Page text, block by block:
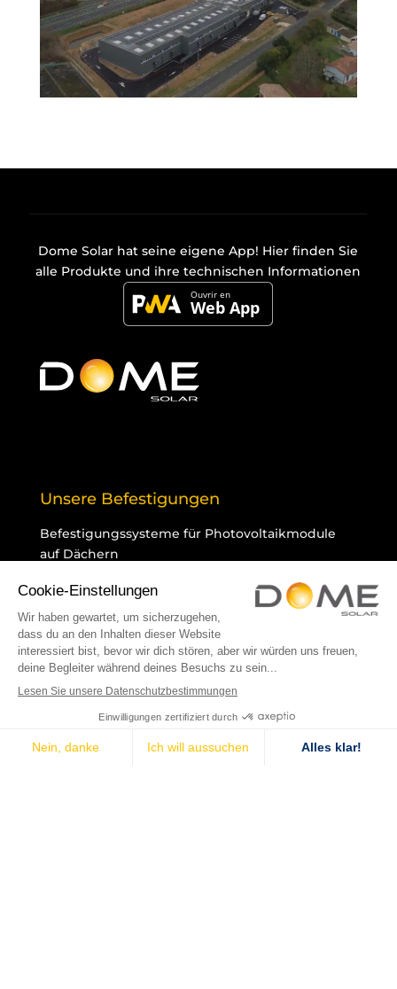
Dome Solar hat seine eigeneApp! Hier finden Sie
alle Produkte und ihre technischen Informationen
Unsere Befestigungen
Befestigungssysteme für Photovoltaikmodule
auf Dächern
Photovoltaik-Parkhausüberdachungen
Technische Bewertungen
Bemerkenswerte Photovoltaikanlagen